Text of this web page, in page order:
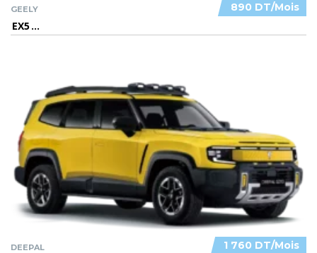
890 DT/Mois
GEELY
EX5...
1 760 DT/Mois
DEEPAL